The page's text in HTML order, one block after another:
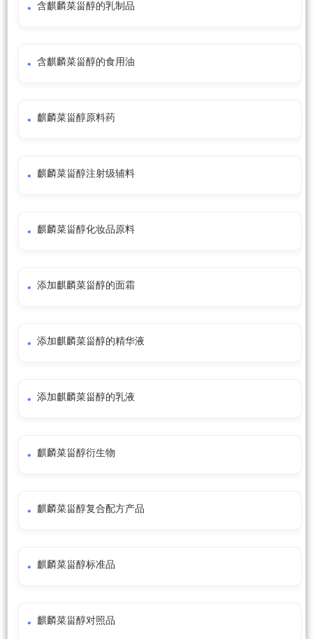
含麒麟菜甾醇的乳制品
含麒麟菜甾醇的食用油
麒麟菜甾醇原料药
麒麟菜甾醇注射级辅料
麒麟菜甾醇化妆品原料
添加麒麟菜甾醇的面霜
添加麒麟菜甾醇的精华液
添加麒麟菜甾醇的乳液
麒麟菜甾醇衍生物
麒麟菜甾醇复合配方产品
麒麟菜甾醇标准品
麒麟菜甾醇对照品